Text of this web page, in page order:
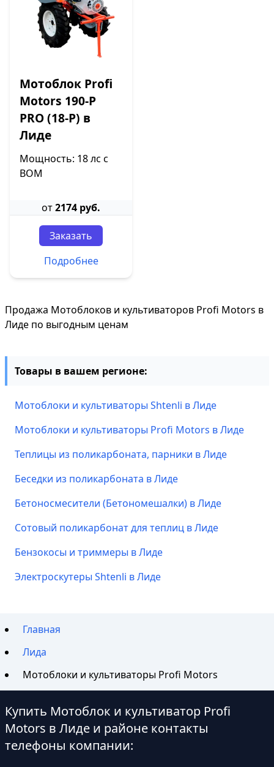
Мотоблок Profi
Motors 190-P
PRO (18-P) в
Лиде
Мощность: 18 лс с
ВОМ
от2174 руб.
Заказать
Подробнее
Продажа Мотоблоков и культиваторов Profi Motors в
Лиде по выгодным ценам
Товары в вашем регионе:
Мотоблоки и культиваторы Shtenli в Лиде
Мотоблоки и культиваторы Profi Motors в Лиде
Теплицы из поликарбоната, парники в Лиде
Беседки из поликарбоната в Лиде
Бетоносмесители (Бетономешалки) в Лиде
Сотовый поликарбонат для теплиц в Лиде
Бензокосы и триммеры в Лиде
Электроскутеры Shtenli в Лиде
Главная
Лида
Мотоблоки и культиваторы Profi Motors
Купить Мотоблок и культиватор Profi
Motors в Лиде и районе контакты
телефоны компании: